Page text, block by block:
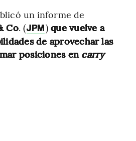
un informe de
Co. (JPM)que vuelve a
de aprovechar las
posiciones encarry